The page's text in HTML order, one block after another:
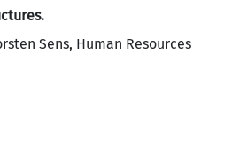
Sens, Human Resources